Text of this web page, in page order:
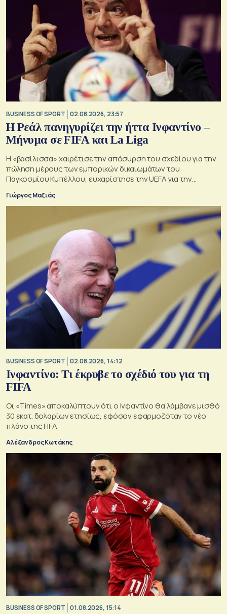
BUSINESS OF SPORT 02.08.2026, 23:57
Η Ρεάλ πανηγυρίζει την ήττα Ινφαντίνο –
Μήνυμα σε FIFA και La Liga
Η «βασίλισσα» χαιρέτισε την απόσυρση του σχεδίου για την
πώληση μέρους των εμπορικών δικαιωμάτων του
Παγκοσμίου Κυπέλλου, ευχαρίστησε την UEFA για την
πολυετή σύγκρουση για τη συμφωνία της La Liga με το
επενδυτικό ταμείο CVC.
Γιώργος Μαζιάς
BUSINESS OF SPORT 02.08.2026, 14:12
Ινφαντίνο: Τι έκρυβε το σχέδιό του για τη
FIFA
Οι «Times» αποκαλύπτουν ότι ο Ινφαντίνο θα λάμβανε μισθό
30 εκατ. δολαρίων ετησίως, εφόσον εφαρμοζόταν το νέο
πλάνο της FIFA
Αλέξανδρος Κωτάκης
BUSINESS OF SPORT 01.08.2026, 15:14